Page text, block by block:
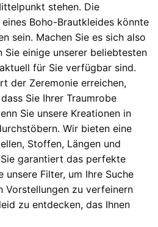
stehen. Die
Boho-Brautkleides könnte
sein. Machen Sie es sich also
Sie einige unserer beliebtesten
für Sie verfügbar sind.
der Zeremonie erreichen,
Sie Ihrer Traumrobe
Sie unsere Kreationen in
Wir bieten eine
Stoffen, Längen und
garantiert das perfekte
unsere Filter, um Ihre Suche
Vorstellungen zu verfeinern
zu entdecken, das Ihnen